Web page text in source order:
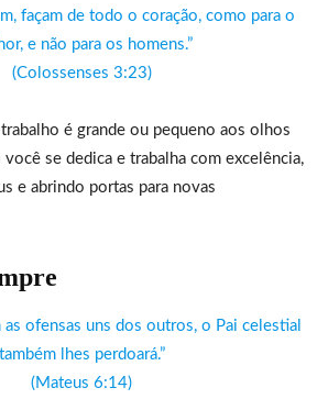
façam de todo o coração, como para o
e não para os homens.”
(Colossenses 3:23)
é grande ou pequeno aos olhos
se dedica e trabalha com excelência,
e abrindo portas para novas
as ofensas uns dos outros, o Pai celestial
também lhes perdoará.”
(Mateus 6:14)